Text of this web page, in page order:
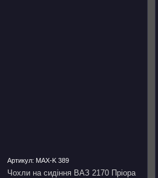
Артикул: MAX-K 389
Чохли на сидіння ВАЗ 2170 Пріора